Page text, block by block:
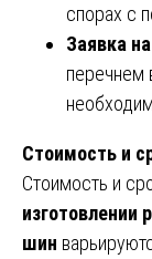
спорах с
Заявка
перечнем
Стоимость и
Стоимость и
изготовлении
шин